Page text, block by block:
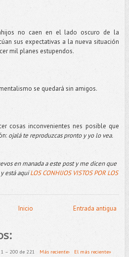
no caen en el lado oscuro de la
sus expectativas a la nueva situación
mil planes estupendos.
se quedará sin amigos.
cosas inconvenientes nes posible que
ojalá te reproduzcas pronto y yo lo vea.
en manada a este post y me dicen que
está aquiLOS CONHIJOS VISTOS POR LOS
Entrada antigua
Inicio
1 – 200 de 221 Más reciente› El más reciente»